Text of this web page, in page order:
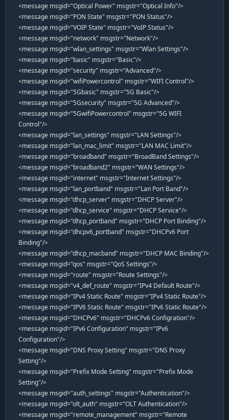
<message msgid="Optical Power" msgstr="Optical Info"/>
<message msgid="PON State" msgstr="PON Status"/>
<message msgid="VOIP State" msgstr="VoIP Status"/>
<message msgid="network" msgstr="Network"/>
<message msgid="wlan_settings" msgstr="Wlan Settings"/>
<message msgid="basic" msgstr="Basic"/>
<message msgid="security" msgstr="Advanced"/>
<message msgid="wifiPowercontrol" msgstr="WIFI Control"/>
<message msgid="5Gbasic" msgstr="5G Basic"/>
<message msgid="5Gsecurity" msgstr="5G Advanced"/>
<message msgid="5GwifiPowercontrol" msgstr="5G WIFI
Control"/>
<message msgid="lan_settings" msgstr="LAN Settings"/>
<message msgid="lan_mac_limit" msgstr="LAN MAC Limit"/>
<message msgid="broadband" msgstr="BroadBand Settings"/>
<message msgid="broadband2" msgstr="WAN Settings"/>
<message msgid="internet" msgstr="Internet Settings"/>
<message msgid="lan_portband" msgstr="Lan Port Band"/>
<message msgid="dhcp_server" msgstr="DHCP Server"/>
<message msgid="dhcp_service" msgstr="DHCP Service"/>
<message msgid="dhcp_portband" msgstr="DHCP Port Binding"/>
<message msgid="dhcpv6_portband" msgstr="DHCPv6 Port
Binding"/>
<message msgid="dhcp_macband" msgstr="DHCP MAC Binding"/>
<message msgid="qos" msgstr="QoS Settings"/>
<message msgid="route" msgstr="Route Settings"/>
<message msgid="v4_def_route" msgstr="IPv4 Default Route"/>
<message msgid="IPv4 Static Route" msgstr="IPv4 Static Route"/>
<message msgid="IPV6 Static Route" msgstr="IPv6 Static Route"/>
<message msgid="DHCPv6" msgstr="DHCPv6 Configration"/>
<message msgid="IPv6 Configuration" msgstr="IPv6
Configuration"/>
<message msgid="DNS Proxy Setting" msgstr="DNS Proxy
Setting"/>
<message msgid="Prefix Mode Setting" msgstr="Prefix Mode
Setting"/>
<message msgid="auth_settings" msgstr="Authentication"/>
<message msgid="olt_auth" msgstr="OLT Authentication"/>
<message msgid="remote_management" msgstr="Remote